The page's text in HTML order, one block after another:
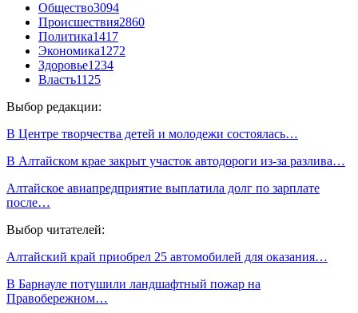
Общество3094
Происшествия2860
Политика1417
Экономика1272
Здоровье1234
Власть1125
Выбор редакции:
В Центре творчества детей и молодежи состоялась…
В Алтайском крае закрыт участок автодороги из-за разлива…
Алтайское авиапредприятие выплатила долг по зарплате
после…
Выбор читателей:
Алтайский край приобрел 25 автомобилей для оказания…
В Барнауле потушили ландшафтный пожар на
Правобережном…